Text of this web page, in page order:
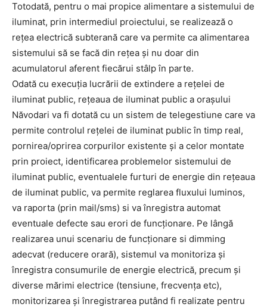
Totodată, pentru o mai propice alimentare a sistemului de
iluminat, prin intermediul proiectului, se realizează o
rețea electrică subterană care va permite ca alimentarea
sistemului să se facă din rețea și nu doar din
acumulatorul aferent fiecărui stâlp în parte.
Odată cu execuția lucrării de extindere a rețelei de
iluminat public, rețeaua de iluminat public a orașului
Năvodari va fi dotată cu un sistem de telegestiune care va
permite controlul rețelei de iluminat public în timp real,
pornirea/oprirea corpurilor existente și a celor montate
prin proiect, identificarea problemelor sistemului de
iluminat public, eventualele furturi de energie din rețeaua
de iluminat public, va permite reglarea fluxului luminos,
va raporta (prin mail/sms) si va înregistra automat
eventuale defecte sau erori de funcționare. Pe lângă
realizarea unui scenariu de funcționare si dimming
adecvat (reducere orară), sistemul va monitoriza și
înregistra consumurile de energie electrică, precum și
diverse mărimi electrice (tensiune, frecvența etc),
monitorizarea și înregistrarea putând fi realizate pentru